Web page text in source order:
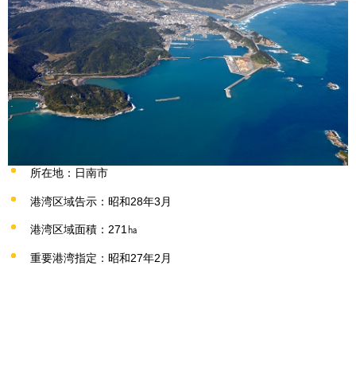
所在地：日南市
港湾区域告示：昭和28年3月
港湾区域面積：271㏊
重要港湾指定：昭和27年2月